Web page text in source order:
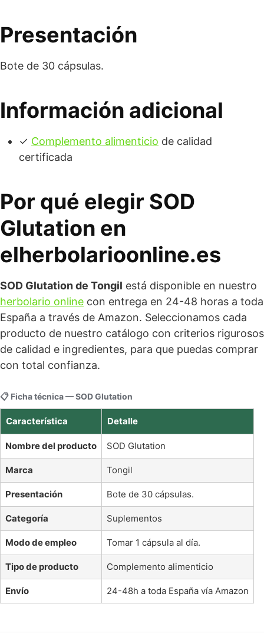
Presentación
Bote de 30 cápsulas.
Información adicional
✓ Complemento alimenticio de calidad
certificada
Por qué elegir SOD
Glutation en
elherbolarioonline.es
SOD Glutation de Tongil está disponible en nuestro
herbolario online con entrega en 24-48 horas a toda
España a través de Amazon. Seleccionamos cada
producto de nuestro catálogo con criterios rigurosos
de calidad e ingredientes, para que puedas comprar
con total confianza.
📋 Ficha técnica — SOD Glutation
Característica Detalle
Nombre del producto SOD Glutation
Marca Tongil
Presentación Bote de 30 cápsulas.
Categoría Suplementos
Modo de empleo Tomar 1 cápsula al día.
Tipo de producto Complemento alimenticio
Envío 24-48h a toda España vía Amazon